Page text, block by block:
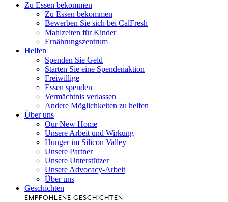
Zu Essen bekommen
Zu Essen bekommen
Bewerben Sie sich bei CalFresh
Mahlzeiten für Kinder
Ernährungszentrum
Helfen
Spenden Sie Geld
Starten Sie eine Spendenaktion
Freiwillige
Essen spenden
Vermächtnis verlassen
Andere Möglichkeiten zu helfen
Über uns
Our New Home
Unsere Arbeit und Wirkung
Hunger im Silicon Valley
Unsere Partner
Unsere Unterstützer
Unsere Advocacy-Arbeit
Über uns
Geschichten
EMPFOHLENE GESCHICHTEN